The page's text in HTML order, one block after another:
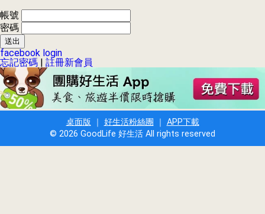
帳號
密碼
facebook login
忘記密碼 | 註冊新會員
桌面版 ｜ 好生活粉絲團 ｜ APP下載
© 2026 GoodLife 好生活 All rights reserved